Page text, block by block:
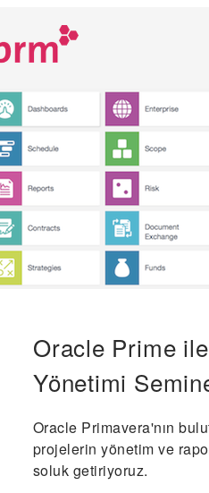
Oracle Prime
Yönetimi
Oracle Primavera'nın
projelerin yönetim ve
soluk getiriyoruz.